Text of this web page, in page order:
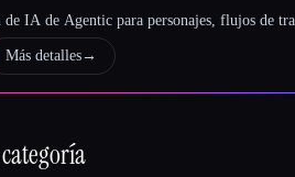
IA de Agentic para personajes, flujos de
Más detalles→